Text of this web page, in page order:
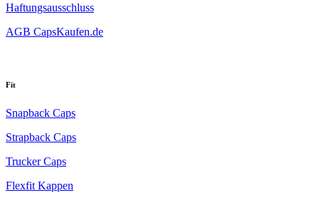
Haftungsausschluss
AGB CapsKaufen.de
Fit
Snapback Caps
Strapback Caps
Trucker Caps
Flexfit Kappen